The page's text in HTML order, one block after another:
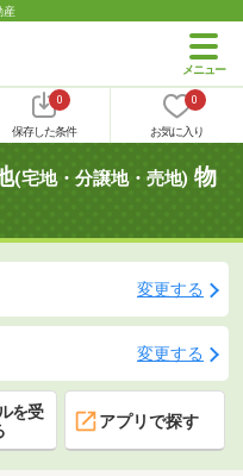
産
0
保存した条件
0
お気に入り
(宅地・分譲地・売地) 物
変更する
変更する
を受
アプリで探す